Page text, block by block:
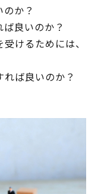
か？
良いのか？
けるためには、
ば良いのか？